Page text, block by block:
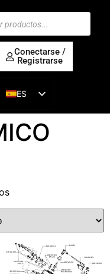
Conectarse /
Registrarse
ES
EN